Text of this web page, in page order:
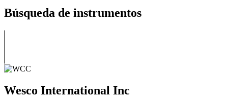
Búsqueda de instrumentos
Wesco International Inc